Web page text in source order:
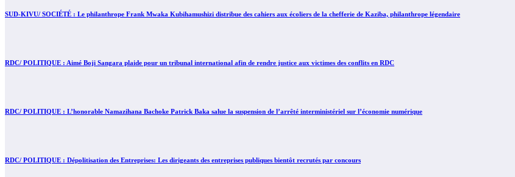
SUD-KIVU/ SOCIÉTÉ : Le philanthrope Frank Mwaka Kubihamushizi distribue des cahiers aux écoliers de la chefferie de Kaziba, philanthrope légendaire
RDC/ POLITIQUE : Aimé Boji Sangara plaide pour un tribunal international afin de rendre justice aux victimes des conflits en RDC
RDC/ POLITIQUE : L’honorable Namazihana Bachoke Patrick Baka salue la suspension de l’arrêté interministériel sur l’économie numérique
RDC/ POLITIQUE : Dépolitisation des Entreprises: Les dirigeants des entreprises publiques bientôt recrutés par concours